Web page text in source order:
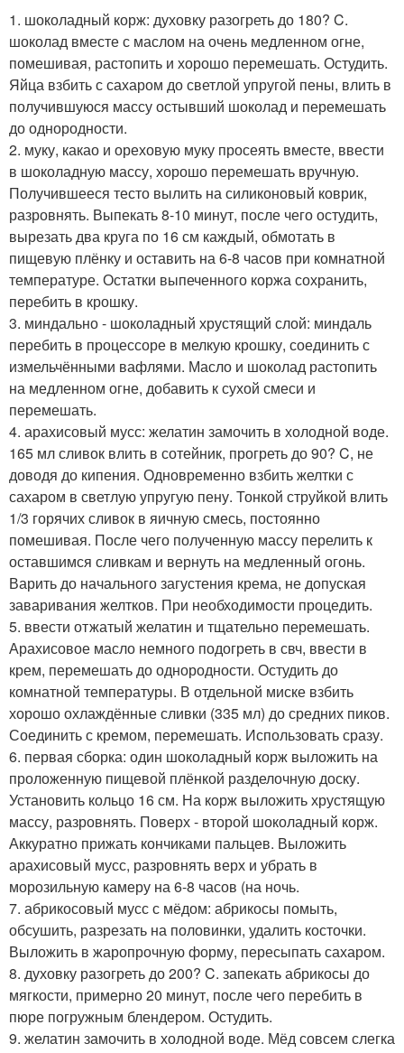
1. шоколадный корж: духовку разогреть до 180? C.
шоколад вместе с маслом на очень медленном огне,
помешивая, растопить и хорошо перемешать. Остудить.
Яйца взбить с сахаром до светлой упругой пены, влить в
получившуюся массу остывший шоколад и перемешать
до однородности.
2. муку, какао и ореховую муку просеять вместе, ввести
в шоколадную массу, хорошо перемешать вручную.
Получившееся тесто вылить на силиконовый коврик,
разровнять. Выпекать 8-10 минут, после чего остудить,
вырезать два круга по 16 см каждый, обмотать в
пищевую плёнку и оставить на 6-8 часов при комнатной
температуре. Остатки выпеченного коржа сохранить,
перебить в крошку.
3. миндально - шоколадный хрустящий слой: миндаль
перебить в процессоре в мелкую крошку, соединить с
измельчёнными вафлями. Масло и шоколад растопить
на медленном огне, добавить к сухой смеси и
перемешать.
4. арахисовый мусс: желатин замочить в холодной воде.
165 мл сливок влить в сотейник, прогреть до 90? C, не
доводя до кипения. Одновременно взбить желтки с
сахаром в светлую упругую пену. Тонкой струйкой влить
1/3 горячих сливок в яичную смесь, постоянно
помешивая. После чего полученную массу перелить к
оставшимся сливкам и вернуть на медленный огонь.
Варить до начального загустения крема, не допуская
заваривания желтков. При необходимости процедить.
5. ввести отжатый желатин и тщательно перемешать.
Арахисовое масло немного подогреть в свч, ввести в
крем, перемешать до однородности. Остудить до
комнатной температуры. В отдельной миске взбить
хорошо охлаждённые сливки (335 мл) до средних пиков.
Соединить с кремом, перемешать. Использовать сразу.
6. первая сборка: один шоколадный корж выложить на
проложенную пищевой плёнкой разделочную доску.
Установить кольцо 16 см. На корж выложить хрустящую
массу, разровнять. Поверх - второй шоколадный корж.
Аккуратно прижать кончиками пальцев. Выложить
арахисовый мусс, разровнять верх и убрать в
морозильную камеру на 6-8 часов (на ночь.
7. абрикосовый мусс с мёдом: абрикосы помыть,
обсушить, разрезать на половинки, удалить косточки.
Выложить в жаропрочную форму, пересыпать сахаром.
8. духовку разогреть до 200? C. запекать абрикосы до
мягкости, примерно 20 минут, после чего перебить в
пюре погружным блендером. Остудить.
9. желатин замочить в холодной воде. Мёд совсем слегка